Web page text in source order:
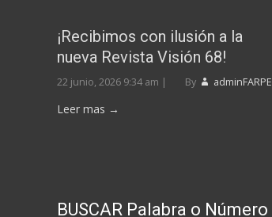
¡Recibimos con ilusión a la
nueva Revista Visión 68!
22 junio, 2026 9:34 am | By adminFARPE
Leer mas →
BUSCAR Palabra o Número